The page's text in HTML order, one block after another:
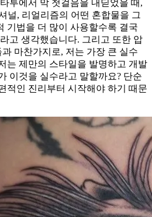
투에서 막 첫걸음을 내딛었을 때,
널, 리얼리즘의 어떤 혼합물을 그
기법을 더 많이 사용할수록 결국
고 생각했습니다. 그리고 또한 압
마찬가지로, 저는 가장 큰 실수
는 제만의 스타일을 발명하고 개발
이것을 실수라고 말할까요? 단순
적인 진리부터 시작해야 하기 때문